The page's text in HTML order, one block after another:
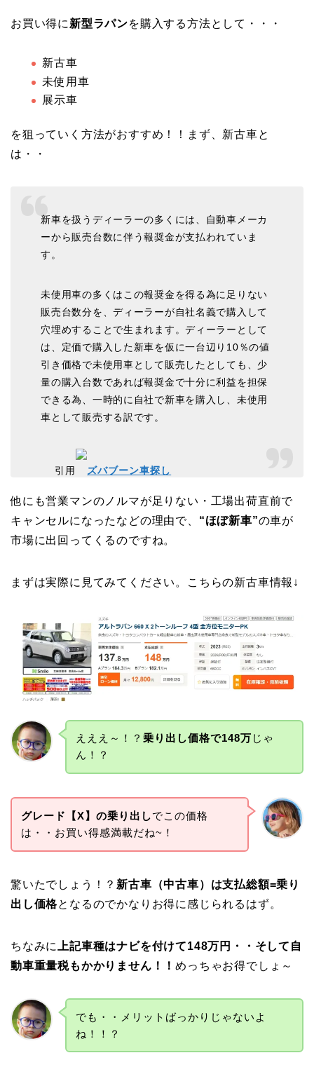
お買い得に 新型ラパンを購入する方法として・・・
新古車
未使用車
展示車
を狙っていく方法がおすすめ！！まず、新古車と
は・・
新車を扱うディーラーの多くには、自動車メーカ
ーから販売台数に伴う報奨金が支払われていま
す。
未使用車の多くはこの報奨金を得る為に足りない
販売台数分を、ディーラーが自社名義で購入して
穴埋めすることで生まれます。ディーラーとして
は、定価で購入した新車を仮に一台辺り10％の値
引き価格で未使用車として販売したとしても、少
量の購入台数であれば報奨金で十分に利益を担保
できる為、一時的に自社で新車を購入し、未使用
車として販売する訳です。
引用 ズバブーン車探し
他にも営業マンのノルマが足りない・工場出荷直前で
キャンセルになったなどの理由で、 “ほぼ新車”の車が
市場に出回ってくるのですね。
まずは実際に見てみてください。こちらの新古車情報↓
えええ～！？ 乗り出し価格で148万 じゃ
ん！？
グレード【X】の乗り出しでこの価格
は・・お買い得感満載だね~！
驚いたでしょう！？ 新古車（中古車）は支払総額=乗り
出し価格となるのでかなりお得に感じられるはず。
ちなみに
上記車種はナビを付けて148万円・・そして自
動車重量税もかかりません！！めっちゃお得でしょ～
でも・・メリットばっかりじゃないよ
ね！！？